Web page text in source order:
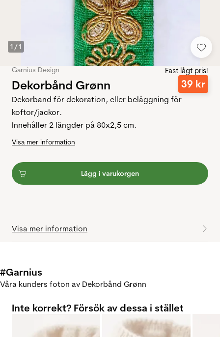
1 /1
Garnius Design
Dekorbånd Grønn
Fast lågt pris!
39 kr
Dekorband för dekoration, eller beläggning för
koftor/jackor.
Innehåller 2 längder på 80x2,5 cm.
Visa mer information
Lägg i varukorgen
Visa mer information
#Garnius
Våra kunders foton av Dekorbånd Grønn
Inte korrekt? Försök av dessa i stället